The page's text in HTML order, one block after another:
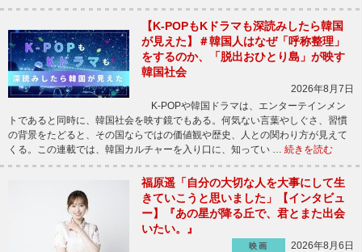
【K-POPもKドラマも深読みしたら韓国
が見えた】＃韓国人はなぜ「呼称整理」
をするのか、「脱出おひとり島」が映す
韓国社会
2026年8月7日
K-POPや韓国ドラマは、エンターテインメン
トであると同時に、韓国社会を映す鏡でもある。何気ない言葉やしぐさ、習慣
の背景をたどると、その国ならではの価値観や歴史、人との関わり方が見えて
くる。この連載では、韓国カルチャーを入り口に、知ってい … 続きを読む
福原遥「自分の大切な人を大事にして生
きていこうと思いました」【インタビュ
ー】『あの星が降る丘で、君とまた出会
いたい。』
映画
2026年8月6日